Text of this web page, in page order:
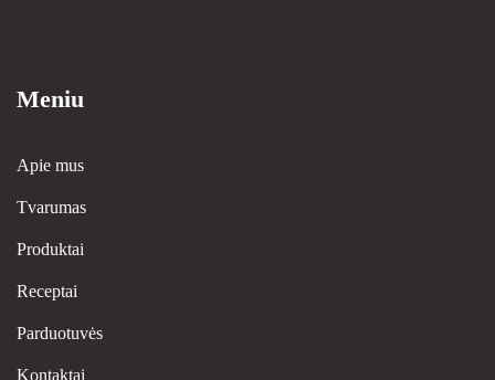
Meniu
Apie mus
Tvarumas
Produktai
Receptai
Parduotuvės
Kontaktai